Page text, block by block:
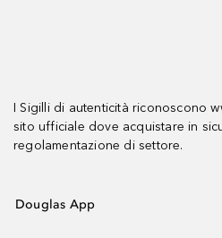
I Sigilli di autenticità riconoscono
sito ufficiale dove acquistare in
regolamentazione di settore.
Douglas App